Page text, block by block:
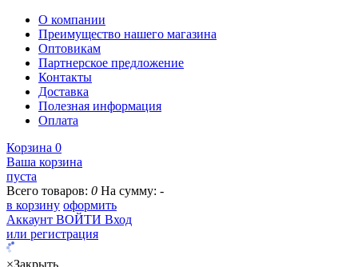
О компании
Преимущество нашего магазина
Оптовикам
Партнерское предложение
Контакты
Доставка
Полезная информация
Оплата
Корзина 0
Ваша корзина
пуста
Всего товаров: 0 На сумму: -
в корзину оформить
Аккаунт ВОЙТИ Вход
или регистрация
×Закрыть